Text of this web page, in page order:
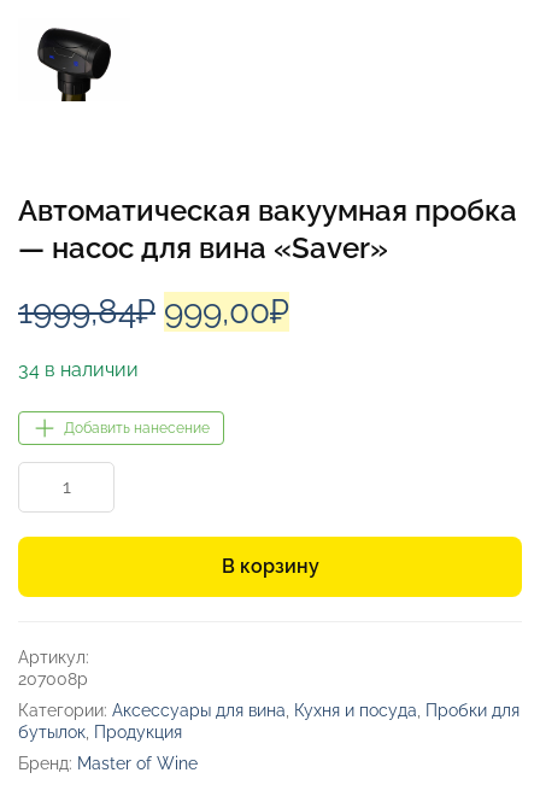
Автоматическая вакуумная пробка
— насос для вина «Saver»
1999,84₽ Первоначальная
1999,84₽.
999,00₽Текущая
34 в наличии
Добавить нанесение
Количество
товара
Автоматическая
вакуумная
-
вина
«Saver»
В корзину
Артикул:
207008p
Категории: Аксессуары для вина Кухня и посуда
Пробки для
бутылок Продукция
Бренд: Master of Wine